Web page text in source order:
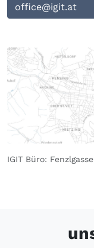
office@igit.at
IGIT Büro: